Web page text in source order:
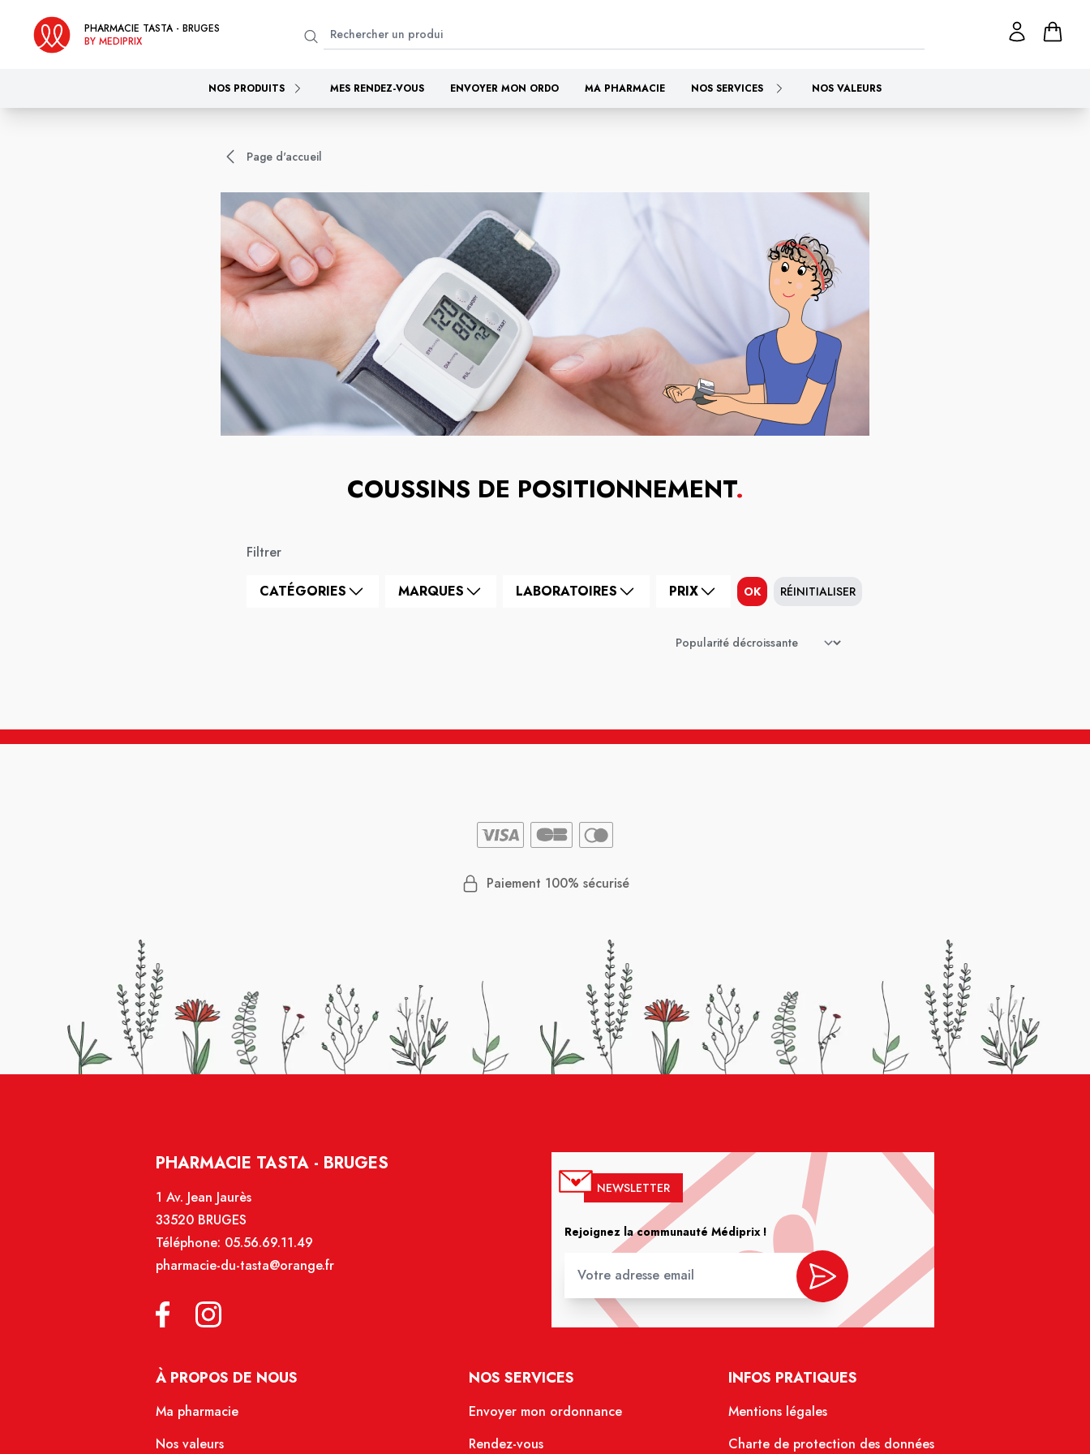
PHARMACIE TASTA - BRUGES
BY MEDIPRIX
NOS PRODUITS MES RENDEZ-VOUS ENVOYER MON ORDO MA PHARMACIE NOS SERVICES NOS VALEURS
Page d'accueil
COUSSINS DE POSITIONNEMENT.
Filtrer
CATÉGORIES MARQUES LABORATOIRES PRIX OK RÉINITIALISER
Paiement 100% sécurisé
PHARMACIE TASTA - BRUGES
1 Av. Jean Jaurès
33520 BRUGES
Téléphone: 05.56.69.11.49
pharmacie-du-tasta@orange.fr
NEWSLETTER
Rejoignez la communauté Médiprix !
À PROPOS DE NOUS
Ma pharmacie
Nos valeurs
NOS SERVICES
Envoyer mon ordonnance
Rendez-vous
INFOS PRATIQUES
Mentions légales
Charte de protection des données